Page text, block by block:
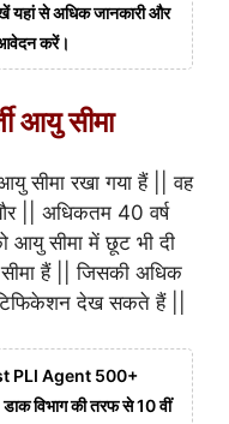
यहां से अधिक जानकारी और
करें।
आयु सीमा
सीमा रखा गया हैं || वह
|| अधिकतम 40 वर्ष
आयु सीमा में छूट भी दी
हैं || जिसकी अधिक
देख सकते हैं ||
PLI Agent 500+
विभाग की तरफ से 10 वीं